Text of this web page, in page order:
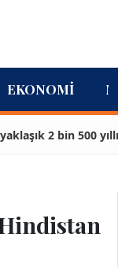
EKONOMI
2 bin 500 yıllık